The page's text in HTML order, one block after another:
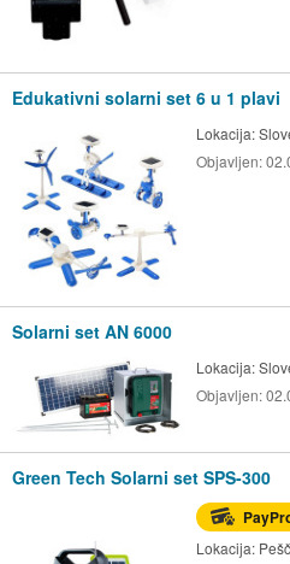
Edukativni solarni set 6 u 1 plavi
Lokacija:
Objavljen:
Solarni set AN 6000
Lokacija:
Objavljen:
Green Tech Solarni set SPS-300
Lokacija: